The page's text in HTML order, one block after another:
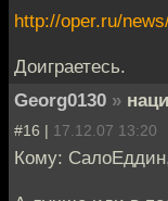
http://oper.ru/
Доиграетесь.
Georg0130 »
#16 | 17.12.07 13:20
Кому: